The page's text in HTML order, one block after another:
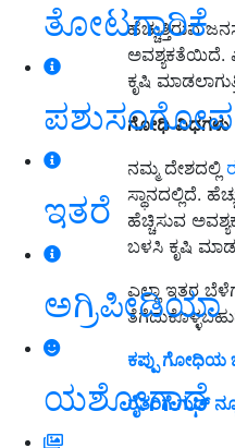
ತೋಟಗಾರಿಕೆ
ಇತರೆ
ಅಗ್ರಿಪೀಡಿಯಾ
ಯಶೋಗಾಥೆ
ಹೆಚ್ಚುತ್ತಿರುವ
ಅವಶ್ಯಕತೆಯಿದೆ.
ಕೃಷಿ
ಗೋಧಿ ವಿಧಗಳು
ನಮ್ಮ ದೇಶದಲ್ಲಿ
ಸ್ಥಾನದಲ್ಲಿದೆ.
ಹೆಚ್ಚಿಸುವ
ಬಳಸಿ ಕೃಷಿ
ಎಲ್ಲಾ ಇತರ
ಕಪ್ಪು ಗೋಧಿಯ
ರೈತರಿಗೆ ಗುಡ್